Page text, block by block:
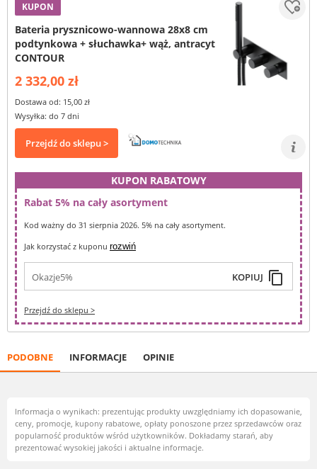
KUPON
Bateria prysznicowo-wannowa 28x8 cm
podtynkowa + słuchawka+ wąż, antracyt
CONTOUR
2 332,00 zł
Dostawa od: 15,00 zł
Wysyłka: do 7 dni
Przejdź do sklepu >
KUPON RABATOWY
Rabat 5% na cały asortyment
Kod ważny do 31 sierpnia 2026. 5% na cały asortyment.
Jak korzystać z kuponu rozwiń
Okazje5% KOPIUJ content_copy
Przejdź do sklepu >
PODOBNE INFORMACJE OPINIE
Informacja o wynikach: prezentując produkty uwzględniamy ich dopasowanie,
ceny, promocje, kupony rabatowe, opłaty ponoszone przez sprzedawców oraz
popularność produktów wśród użytkowników. Dokładamy starań, aby
prezentować wysokiej jakości i aktualne informacje.